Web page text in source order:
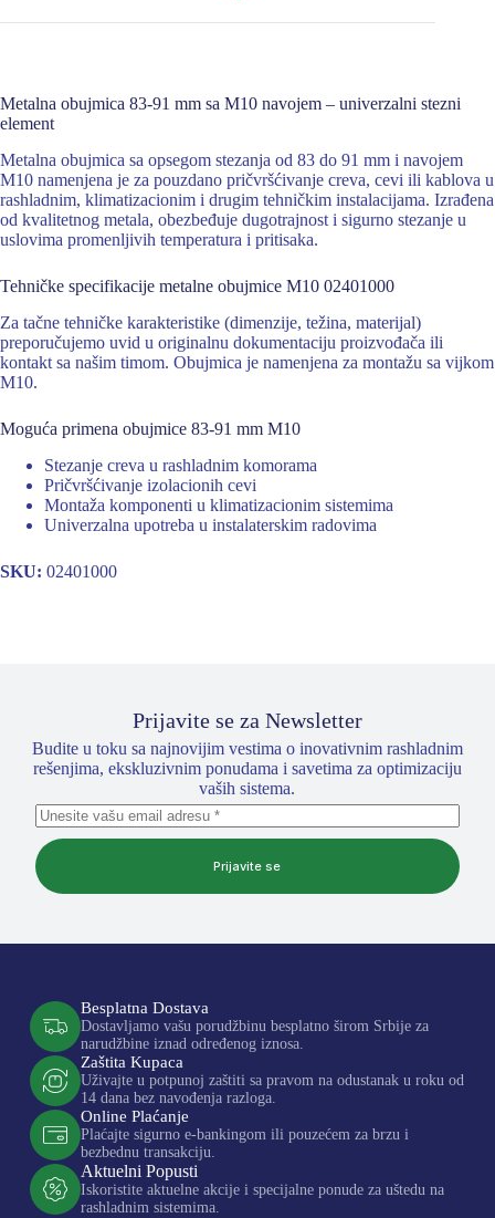
Metalna obujmica 83-91 mm sa M10 navojem – univerzalni stezni
element
Metalna obujmica sa opsegom stezanja od 83 do 91 mm i navojem
M10 namenjena je za pouzdano pričvršćivanje creva, cevi ili kablova u
rashladnim, klimatizacionim i drugim tehničkim instalacijama. Izrađena
od kvalitetnog metala, obezbeđuje dugotrajnost i sigurno stezanje u
uslovima promenljivih temperatura i pritisaka.
Tehničke specifikacije metalne obujmice M10 02401000
Za tačne tehničke karakteristike (dimenzije, težina, materijal)
preporučujemo uvid u originalnu dokumentaciju proizvođača ili
kontakt sa našim timom. Obujmica je namenjena za montažu sa vijkom
M10.
Moguća primena obujmice 83-91 mm M10
Stezanje creva u rashladnim komorama
Pričvršćivanje izolacionih cevi
Montaža komponenti u klimatizacionim sistemima
Univerzalna upotreba u instalaterskim radovima
SKU: 02401000
Prijavite se za Newsletter
Budite u toku sa najnovijim vestima o inovativnim rashladnim
rešenjima, ekskluzivnim ponudama i savetima za optimizaciju
vaših sistema.
Prijavite se
Besplatna Dostava
Dostavljamo vašu porudžbinu besplatno širom Srbije za
narudžbine iznad određenog iznosa.
Zaštita Kupaca
Uživajte u potpunoj zaštiti sa pravom na odustanak u roku od
14 dana bez navođenja razloga.
Online Plaćanje
Plaćajte sigurno e-bankingom ili pouzećem za brzu i
bezbednu transakciju.
Aktuelni Popusti
Iskoristite aktuelne akcije i specijalne ponude za uštedu na
rashladnim sistemima.